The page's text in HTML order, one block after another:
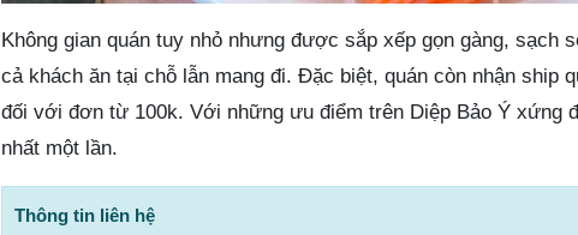
Không gian quán tuy nhỏ nhưng được sắp xếp gọn gàng, sạch
cả khách ăn tại chỗ lẫn mang đi. Đặc biệt, quán còn nhận ship
đối với đơn từ 100k. Với những ưu điểm trên Diệp Bảo Ý xứng
nhất một lần.
Thông tin liên hệ